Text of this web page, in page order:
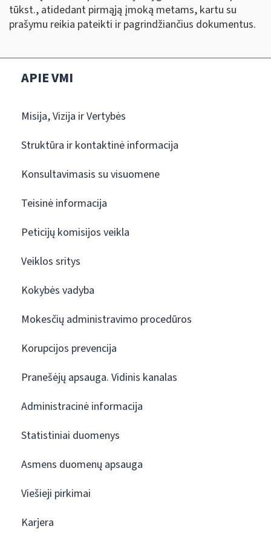
tūkst., atidedant pirmąją įmoką metams, kartu su
prašymu reikia pateikti ir pagrindžiančius dokumentus.
APIE VMI
Misija, Vizija ir Vertybės
Struktūra ir kontaktinė informacija
Konsultavimasis su visuomene
Teisinė informacija
Peticijų komisijos veikla
Veiklos sritys
Kokybės vadyba
Mokesčių administravimo procedūros
Korupcijos prevencija
Pranešėjų apsauga. Vidinis kanalas
Administracinė informacija
Statistiniai duomenys
Asmens duomenų apsauga
Viešieji pirkimai
Karjera